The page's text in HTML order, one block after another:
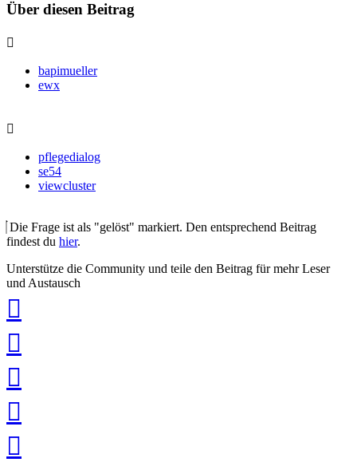
Über diesen Beitrag
bapimueller
ewx
pflegedialog
se54
viewcluster
Die Frage ist als "gelöst" markiert. Den entsprechend Beitrag
findest du hier.
Unterstütze die Community und teile den Beitrag für mehr Leser
und Austausch
teilen
teilen
teilen
teilen